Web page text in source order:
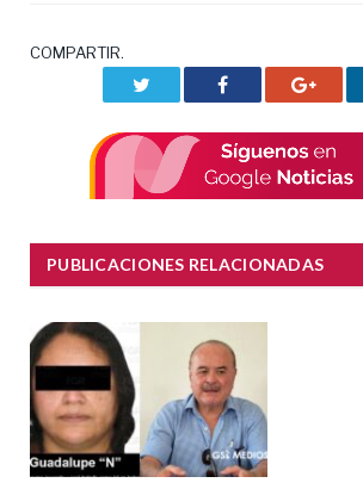
COMPARTIR.
Facebook
PUBLICACIONES RELACIONADAS